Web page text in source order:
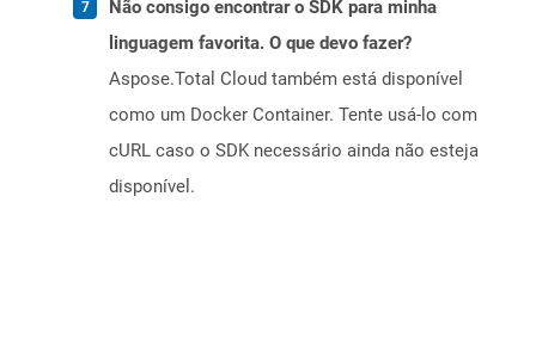
Não consigo encontrar o SDK para minha
linguagem favorita. O que devo fazer?
Aspose.Total Cloud também está disponível
como um Docker Container. Tente usá-lo com
cURL caso o SDK necessário ainda não esteja
disponível.